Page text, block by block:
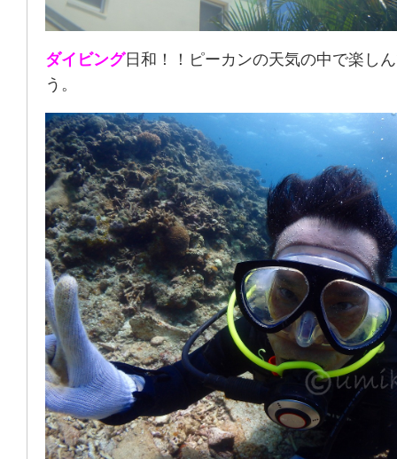
ダイビング日和！！ピーカンの天気の中で楽し
う。